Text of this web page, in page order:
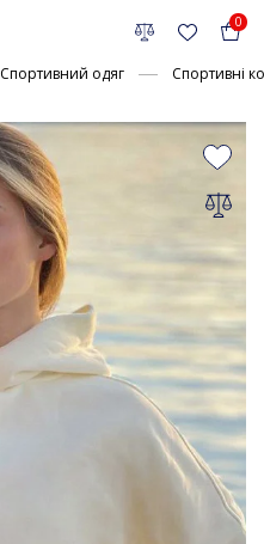
0
Спортивний одяг Спортивні